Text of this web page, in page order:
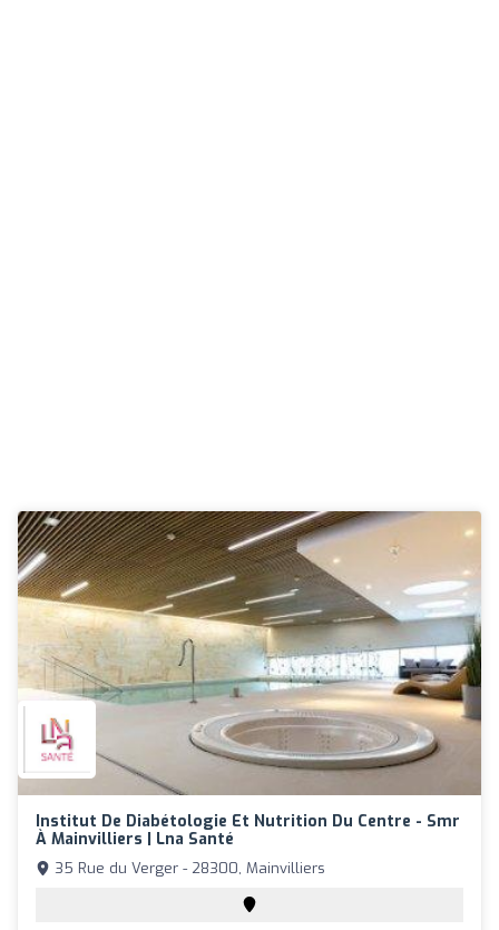
Institut De Diabétologie Et Nutrition Du Centre - Smr
À Mainvilliers | Lna Santé
35 Rue du Verger - 28300, Mainvilliers